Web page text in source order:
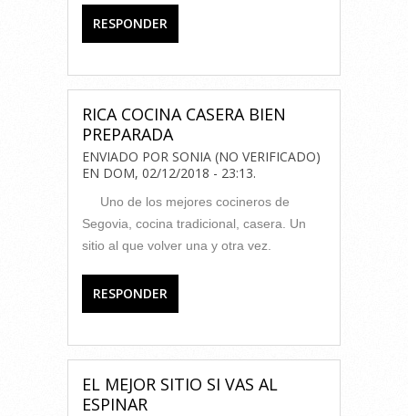
RESPONDER
RICA COCINA CASERA BIEN
PREPARADA
ENVIADO POR SONIA (NO VERIFICADO)
EN DOM, 02/12/2018 - 23:13.
Uno de los mejores cocineros de
Segovia, cocina tradicional, casera. Un
sitio al que volver una y otra vez.
RESPONDER
EL MEJOR SITIO SI VAS AL
ESPINAR